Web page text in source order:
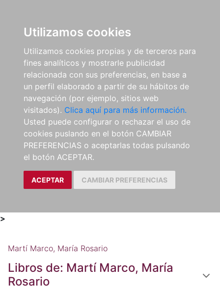
Utilizamos cookies
Utilizamos cookies propias y de terceros para
fines analíticos y mostrarle publicidad
relacionada con sus preferencias, en base a
un perfil elaborado a partir de su hábitos de
navegación (por ejemplo, sitios web
visitados). Clica aquí para más información.
Usted puede configurar o rechazar el uso de
cookies puslando en el botón CAMBIAR
PREFERENCIAS o aceptarlas todas pulsando
el botón ACEPTAR.
ACEPTAR CAMBIAR PREFERENCIAS
>
Martí Marco, María Rosario
Libros de: Martí Marco, María
Rosario